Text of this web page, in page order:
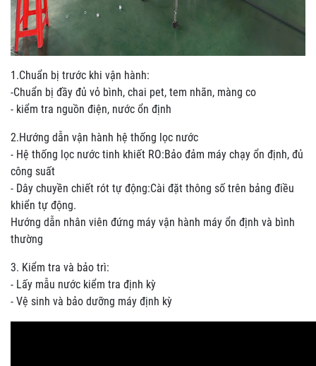
1.Chuẩn bị trước khi vận hành:
-Chuẩn bị đầy đủ vỏ bình, chai pet, tem nhãn, màng co
- kiểm tra nguồn điện, nước ổn định
2.Hướng dẫn vận hành hệ thống lọc nước
- Hệ thống lọc nước tinh khiết RO:Bảo đảm máy chạy ổn định, đủ
công suất
- Dây chuyền chiết rót tự động:Cài đặt thông số trên bảng điều
khiển tự động.
Hướng dẫn nhân viên đứng máy vận hành máy ổn định và bình
thường
3. Kiểm tra và bảo trì:
- Lấy mẫu nước kiểm tra định kỳ
- Vệ sinh và bảo dưỡng máy định kỳ